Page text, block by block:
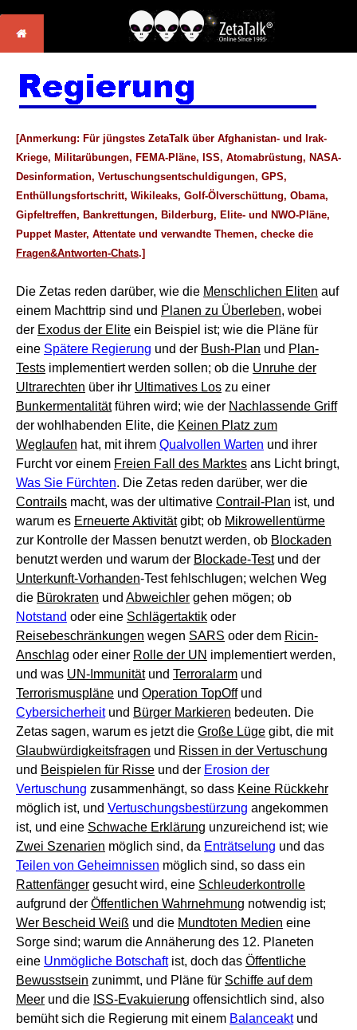
[Anmerkung: Für jüngstes ZetaTalk über Afghanistan- und Irak-
Kriege, Militarübungen, FEMA-Pläne, ISS, Atomabrüstung, NASA-
Desinformation, Vertuschungsentschuldigungen, GPS,
Enthüllungsfortschritt, Wikileaks, Golf-Ölverschüttung, Obama,
Gipfeltreffen, Bankrettungen, Bilderburg, Elite- und NWO-Pläne,
Puppet Master, Attentate und verwandte Themen, checke die
Fragen&Antworten-Chats.]
Die Zetas reden darüber, wie die Menschlichen Eliten auf
einem Machttrip sind und Planen zu Überleben, wobei
der Exodus der Elite ein Beispiel ist; wie die Pläne für
eine Spätere Regierung und der Bush-Plan und Plan-
Tests implementiert werden sollen; ob die Unruhe der
Ultrarechten über ihr Ultimatives Los zu einer
Bunkermentalitätführen wird; wie der Nachlassende Griff
der wohlhabenden Elite, die Keinen Platz zum
Weglaufen hat, mit ihrem Qualvollen Warten und ihrer
Furcht vor einem Freien Fall des Marktes ans Licht bringt,
Was Sie Fürchten. Die Zetas reden darüber, wer die
Contrails macht, was der ultimative Contrail-Plan ist, und
warum es Erneuerte Aktivitätgibt; ob Mikrowellentürme
zur Kontrolle der Massen benutzt werden, ob Blockaden
benutzt werden und warum der Blockade-Testund der
Unterkunft-Vorhanden-Test fehlschlugen; welchen Weg
die Bürokraten und Abweichler gehen mögen; ob
Notstand oder eine Schlägertaktik oder
Reisebeschränkungen wegen SARS oder dem Ricin-
Anschlag oder einer Rolle der UN implementiert werden,
und was UN-Immunitätund Terroralarm und
Terrorismuspläne und Operation TopOffund
Cybersicherheitund Bürger Markieren bedeuten. Die
Zetas sagen, warum es jetzt die Große Lüge gibt, die mit
Glaubwürdigkeitsfragen und Rissen in der Vertuschung
und Beispielen für Risse und der Erosion der
Vertuschung zusammenhängt, so dass Keine Rückkehr
möglich ist, und Vertuschungsbestürzung angekommen
ist, und eine Schwache Erklärung unzureichend ist; wie
Zwei Szenarien möglich sind, da Enträtselung und das
Teilen von Geheimnissen möglich sind, so dass ein
Rattenfänger gesucht wird, eine Schleuderkontrolle
aufgrund der Öffentlichen Wahrnehmung notwendig ist;
Wer Bescheid Weiß und die Mundtoten Medien eine
Sorge sind; warum die Annäherung des 12. Planeten
eine Unmögliche Botschaftist, doch das Öffentliche
Bewusstsein zunimmt, und Pläne für Schiffe auf dem
Meer und die ISS-Evakuierung offensichtlich sind, also
bemüht sich die Regierung mit einem Balanceaktund